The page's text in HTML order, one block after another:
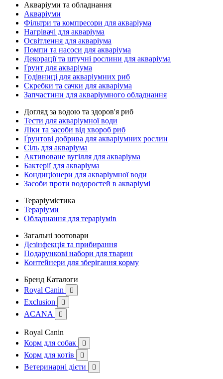
Акваріуми та обладнання
Акваріуми
Фільтри та компресори для акваріума
Нагрівачі для акваріума
Освітлення для акваріума
Помпи та насоси для акваріума
Декорації та штучні рослини для акваріума
Ґрунт для акваріума
Годівниці для акваріумних риб
Скребки та сачки для акваріума
Запчастини для акваріумного обладнання
Догляд за водою та здоров'я риб
Тести для акваріумної води
Ліки та засоби від хвороб риб
Ґрунтові добрива для акваріумних рослин
Сіль для акваріума
Активоване вугілля для акваріума
Бактерії для акваріума
Кондиціонери для акваріумної води
Засоби проти водоростей в акваріумі
Тераріумістика
Тераріуми
Обладнання для тераріумів
Загальні зоотовари
Дезінфекція та прибирання
Подарункові набори для тварин
Контейнери для зберігання корму
Бренд Каталоги
Royal Canin

Exclusion 
ACANA 
Royal Canin
Корм для собак

Корм для котів 
Ветеринарні дієти 